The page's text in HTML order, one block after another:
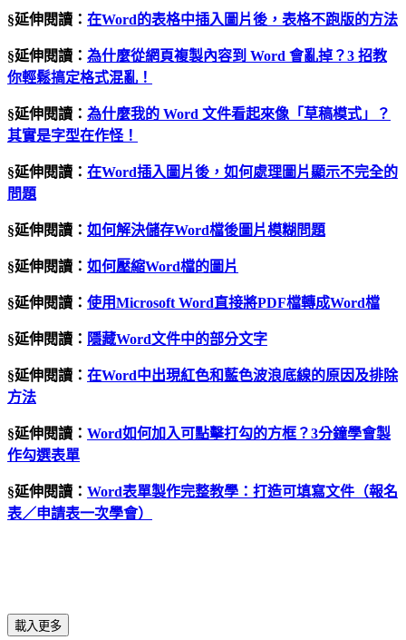
§延伸閱讀： 在Word的表格中插入圖片後，表格不跑版的方法
§延伸閱讀： 為什麼從網頁複製內容到 Word 會亂掉？3 招教
你輕鬆搞定格式混亂！
§延伸閱讀： 為什麼我的 Word 文件看起來像「草稿模式」？
其實是字型在作怪！
§延伸閱讀： 在Word插入圖片後，如何處理圖片顯示不完全的
問題
§延伸閱讀： 如何解決儲存Word檔後圖片模糊問題
§延伸閱讀： 如何壓縮Word檔的圖片
§延伸閱讀： 使用Microsoft Word直接將PDF檔轉成Word檔
§延伸閱讀： 隱藏Word文件中的部分文字
§延伸閱讀： 在Word中出現紅色和藍色波浪底線的原因及排除
方法
§延伸閱讀： Word如何加入可點擊打勾的方框？3分鐘學會製
作勾選表單
§延伸閱讀： Word表單製作完整教學：打造可填寫文件（報名
表／申請表一次學會）
載入更多